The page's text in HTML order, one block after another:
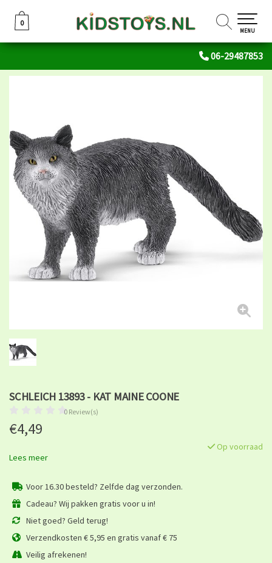
06-29487853
0
0
MENU
SCHLEICH 13893 - KAT MAINE COONE
0 Review(s)
€4,49
Op voorraad
Lees meer
Voor 16.30 besteld? Zelfde dag verzonden.
Cadeau? Wij pakken gratis voor u in!
Niet goed? Geld terug!
Verzendkosten € 5,95 en gratis vanaf € 75
Veilig afrekenen!